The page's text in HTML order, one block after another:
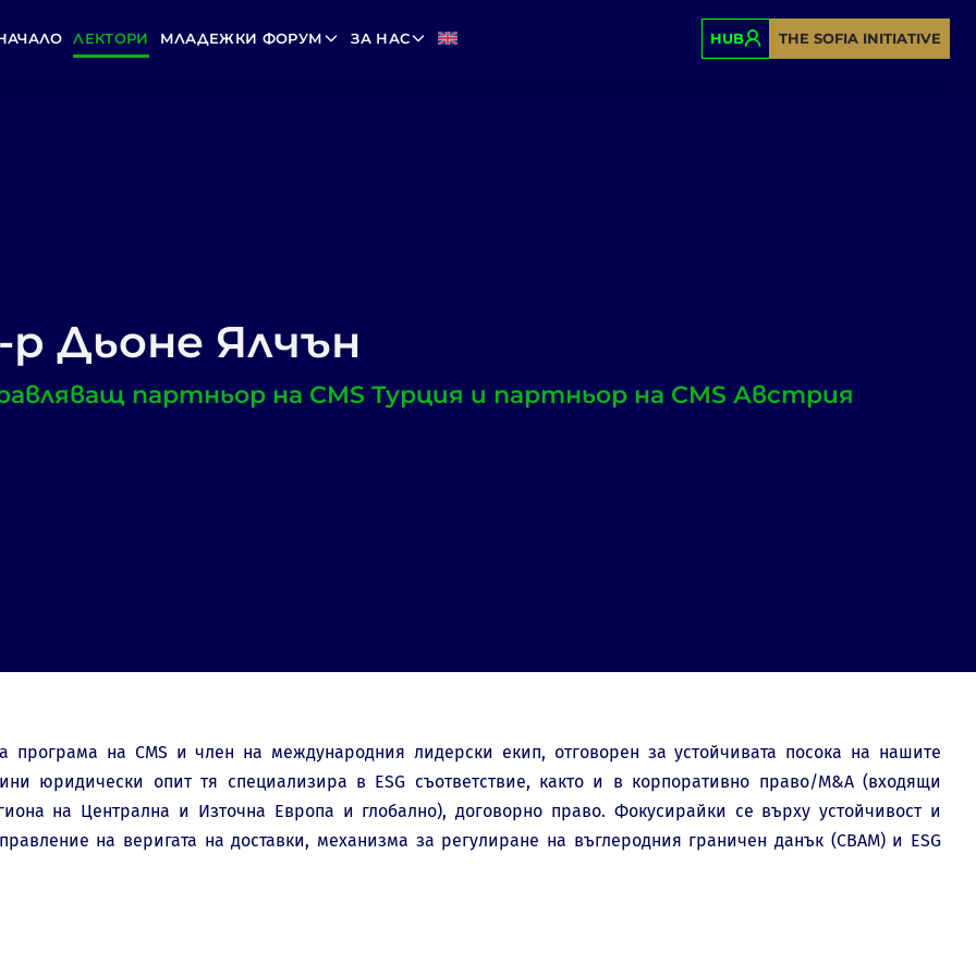
ЛЕКТОРИ МЛАДЕЖКИ ФОРУМ ЗА НАС HUB THE SOFIA INITIATIVE
Дьоне Ялчън
партньор на CMS Турция и партньор на CMS Австрия
на CMS и член на международния лидерски екип, отговорен за устойчивата посока на нашите
юридически опит тя специализира в ESG съответствие, както и в корпоративно право/M&A (входящи
на Централна и Източна Европа и глобално), договорно право. Фокусирайки се върху устойчивост и
на веригата на доставки, механизма за регулиране на въглеродния граничен данък (CBAM) и ESG